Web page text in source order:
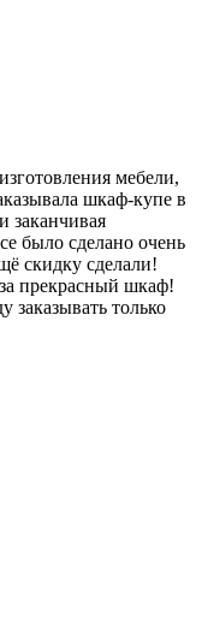
мебели,
шкаф-купе в
заканчивая
было сделано очень
скидку сделали!
за прекрасный шкаф!
заказывать только